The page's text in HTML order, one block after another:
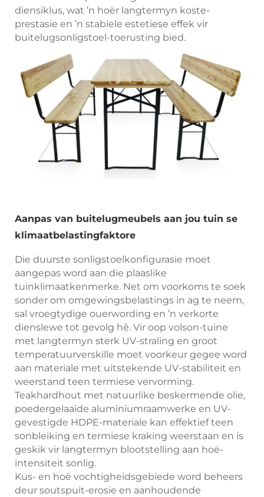
diensiklus, wat ’n hoër langtermyn koste-
prestasie en ’n stabiele estetiese effek vir
buitelugsonligstoel-toerusting bied.
Aanpas van buitelugmeubels aan jou tuin se
klimaatbelastingfaktore
Die duurste sonligstoelkonfigurasie moet
aangepas word aan die plaaslike
tuinklimaatkenmerke. Net om voorkoms te soek
sonder om omgewingsbelastings in ag te neem,
sal vroegtydige ouerwording en ’n verkorte
dienslewe tot gevolg hê. Vir oop volson-tuine
met langtermyn sterk UV-straling en groot
temperatuurverskille moet voorkeur gegee word
aan materiale met uitstekende UV-stabiliteit en
weerstand teen termiese vervorming.
Teakhardhout met natuurlike beskermende olie,
poedergelaaide aluminiumraamwerke en UV-
gevestigde HDPE-materiale kan effektief teen
sonbleiking en termiese kraking weerstaan en is
geskik vir langtermyn blootstelling aan hoë-
intensiteit sonlig.
Kus- en hoë vochtigheidsgebiede word beheers
deur soutspuit-erosie en aanhoudende